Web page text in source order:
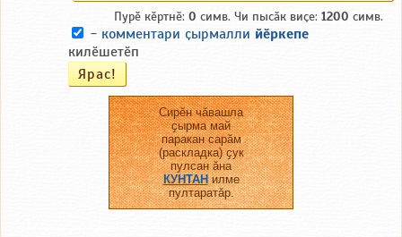
Пурӗ кӗртнӗ: 0 симв. Чи пысӑк виҫе: 1200 симв.
- комментари ҫырмалли йӗркепе
килӗшетӗп
Сирӗн чӑвашла
ҫырма май
паракан сарӑм
(раскладка) ҫук
пулсан ӑна
КУНТАНилме
пултаратӑр.